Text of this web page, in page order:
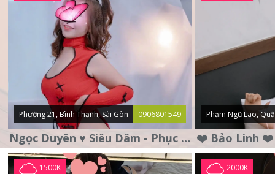
Phường 21, Bình Thạnh, Sài Gòn 0906801549
Ngọc Duyên ♥️ Siêu Dâm - Phục Vụ Tận Tình - Chu Đáo
Phạm Ngũ Lão,
1500K 2000K